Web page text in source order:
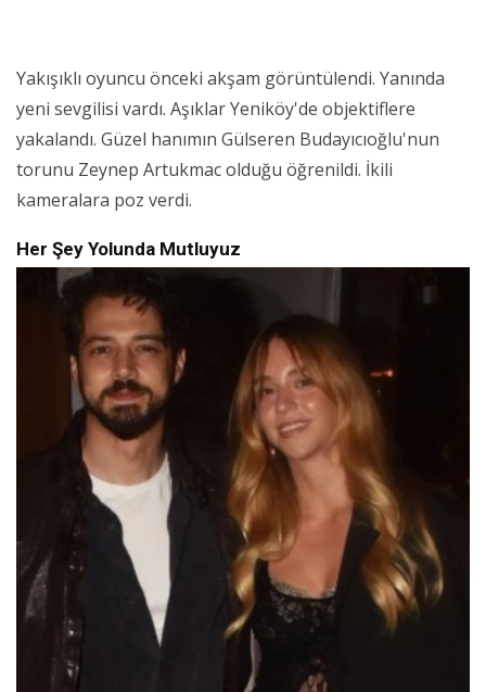
Yakışıklı oyuncu önceki akşam görüntülendi. Yanında
yeni sevgilisi vardı. Aşıklar Yeniköy'de objektiflere
yakalandı. Güzel hanımın Gülseren Budayıcıoğlu'nun
torunu Zeynep Artukmac olduğu öğrenildi. İkili
kameralara poz verdi.
Her Şey Yolunda Mutluyuz